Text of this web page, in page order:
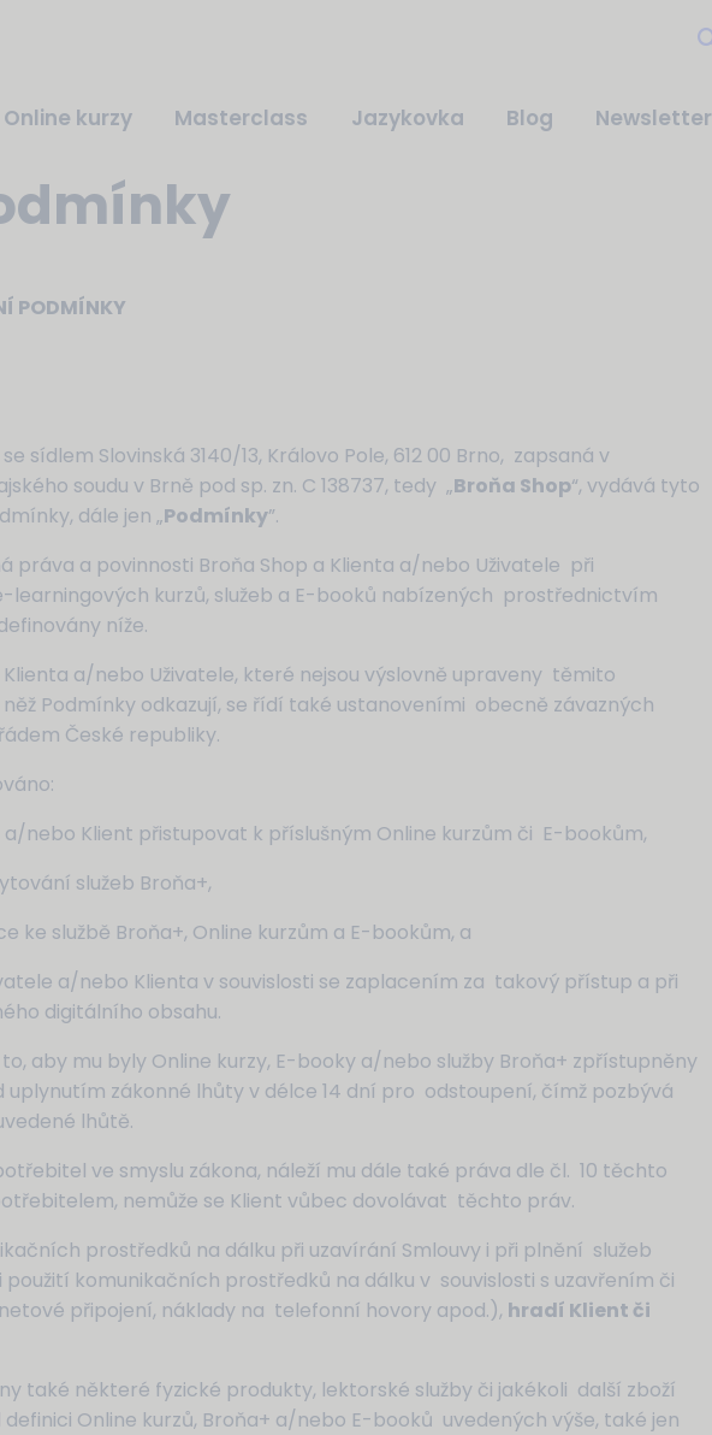
Online kurzy Masterclass Jazykovka Blog Newsletter
PODMÍNKY
se sídlem Slovinská 3140/13, Královo Pole, 612 00 Brno, zapsaná v
soudu v Brně pod sp. zn. C 138737, tedy „Broňa Shop“, vydává tyto
dále jen „Podmínky”.
práva a povinnosti Broňa Shop a Klienta a/nebo Uživatele při
learningových kurzů, služeb a E-booků nabízených prostřednictvím
níže.
Klienta a/nebo Uživatele, které nejsou výslovně upraveny těmito
Podmínky odkazují, se řídí také ustanoveními obecně závazných
České republiky.
nebo Klient přistupovat k příslušným Online kurzům či E-bookům,
služeb Broňa+,
ke službě Broňa+, Online kurzům a E-bookům, a
a/nebo Klienta v souvislosti se zaplacením za takový přístup a při
digitálního obsahu.
aby mu byly Online kurzy, E-booky a/nebo služby Broňa+ zpřístupněny
uplynutím zákonné lhůty v délce 14 dní pro odstoupení, čímž pozbývá
lhůtě.
ve smyslu zákona, náleží mu dále také práva dle čl. 10 těchto
nemůže se Klient vůbec dovolávat těchto práv.
prostředků na dálku při uzavírání Smlouvy i při plnění služeb
použití komunikačních prostředků na dálku v souvislosti s uzavřením či
připojení, náklady na telefonní hovory apod.), hradí Klient či
také některé fyzické produkty, lektorské služby či jakékoli další zboží
Online kurzů, Broňa+ a/nebo E-booků uvedených výše, také jen